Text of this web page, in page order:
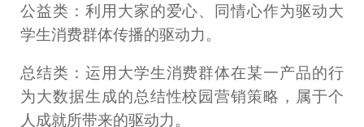
公益类：利用大家的爱心、同情心作为驱动大
学生消费群体传播的驱动力。
总结类：运用大学生消费群体在某一产品的行
为大数据生成的总结性校园营销策略，属于个
人成就所带来的驱动力。